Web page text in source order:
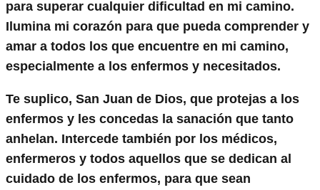
para superar cualquier dificultad en mi camino.
Ilumina mi corazón para que pueda comprender y
amar a todos los que encuentre en mi camino,
especialmente a los enfermos y necesitados.
Te suplico, San Juan de Dios, que protejas a los
enfermos y les concedas la sanación que tanto
anhelan. Intercede también por los médicos,
enfermeros y todos aquellos que se dedican al
cuidado de los enfermos, para que sean